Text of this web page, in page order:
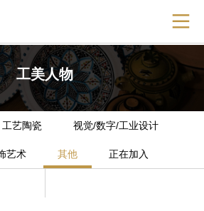
工美人物
工艺陶瓷 视觉/数字/工业设计
艺术 其他 正在加入